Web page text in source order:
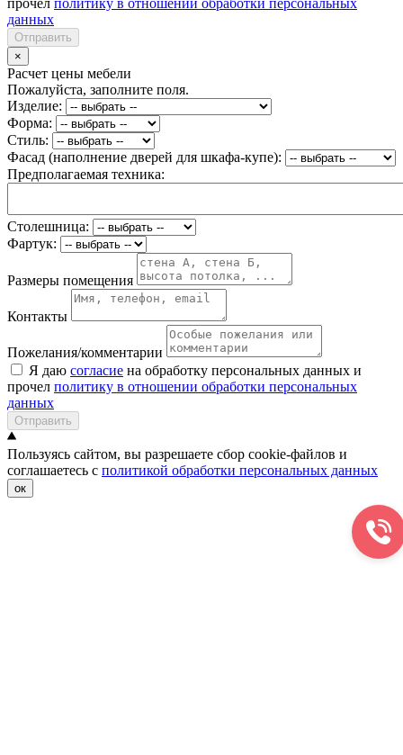
прочел политику в отношении обработки персональных
данных
Отправить
×
Расчет цены мебели
Пожалуйста, заполните поля.
Изделие:
Форма:
Стиль:
Фасад (наполнение дверей для шкафа-купе):
Предполагаемая техника:
Столешница:
Фартук:
Размеры помещения
Контакты
Пожелания/комментарии
Я даю согласие на обработку персональных данных и
прочел политику в отношении обработки персональных
данных
Отправить
Пользуясь сайтом, вы разрешаете сбор cookie-файлов и
соглашаетесь с политикой обработки персональных данных
ок